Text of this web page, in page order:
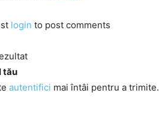
login to post comments
tău
autentifici mai întâi pentru a trimite.